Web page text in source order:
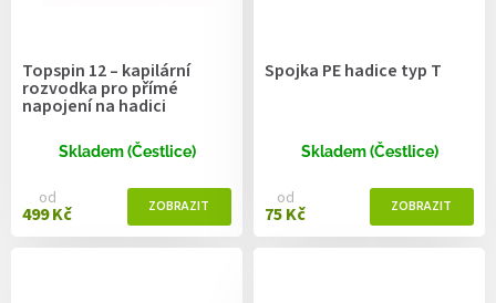
Topspin 12 – kapilární
rozvodka pro přímé
napojení na hadici
Skladem (Čestlice)
od
499 Kč
Spojka PE hadice typ T
Skladem (Čestlice)
od
75 Kč